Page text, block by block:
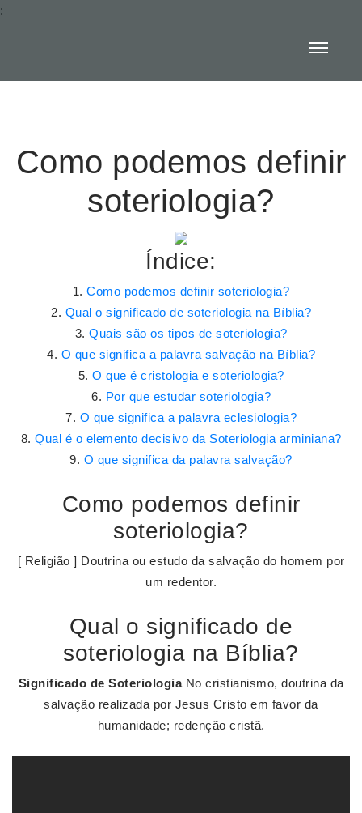
:
Como podemos definir
soteriologia?
Índice:
Como podemos definir soteriologia?
Qual o significado de soteriologia na Bíblia?
Quais são os tipos de soteriologia?
O que significa a palavra salvação na Bíblia?
O que é cristologia e soteriologia?
Por que estudar soteriologia?
O que significa a palavra eclesiologia?
Qual é o elemento decisivo da Soteriologia arminiana?
O que significa da palavra salvação?
Como podemos definir
soteriologia?
[ Religião ] Doutrina ou estudo da salvação do homem por
um redentor.
Qual o significado de
soteriologia na Bíblia?
Significado de SoteriologiaNo cristianismo, doutrina da
salvação realizada por Jesus Cristo em favor da
humanidade; redenção cristã.